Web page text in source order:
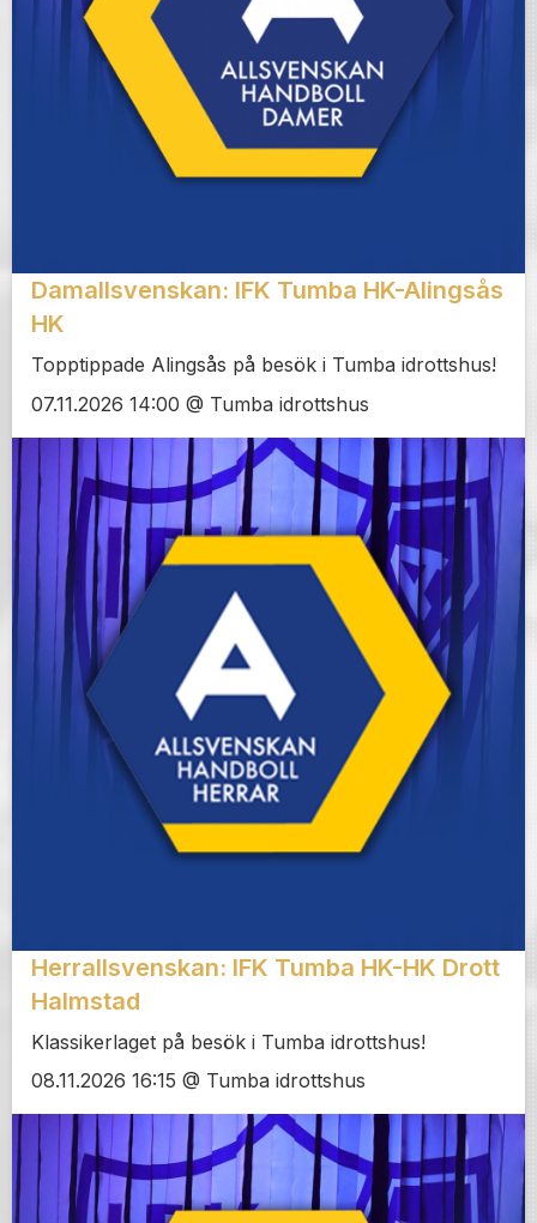
Damallsvenskan: IFK Tumba HK-Alingsås
HK
Topptippade Alingsås på besök i Tumba idrottshus!
07.11.2026 14:00 @ Tumba idrottshus
Herrallsvenskan: IFK Tumba HK-HK Drott
Halmstad
Klassikerlaget på besök i Tumba idrottshus!
08.11.2026 16:15 @ Tumba idrottshus